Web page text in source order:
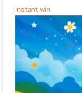
Instant win